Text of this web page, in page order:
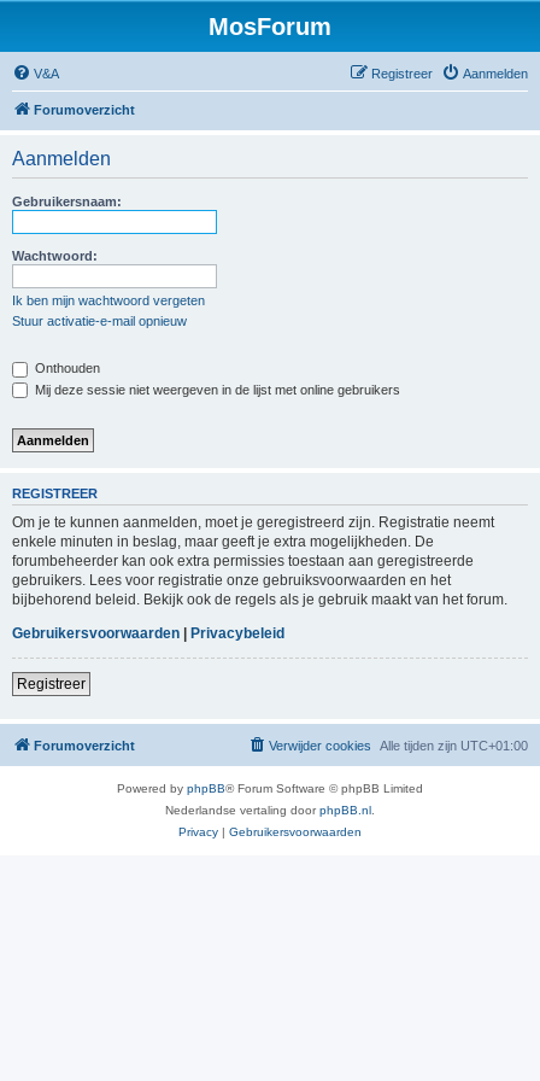
MosForum
V&A Aanmelden
Registreer
Forumoverzicht
Aanmelden
Gebruikersnaam:
Wachtwoord:
Ik ben mijn wachtwoord vergeten
Stuur activatie-e-mail opnieuw
Onthouden
Mij deze sessie niet weergeven in de lijst met online gebruikers
REGISTREER
Om je te kunnen aanmelden, moet je geregistreerd zijn. Registratie neemt
enkele minuten in beslag, maar geeft je extra mogelijkheden. De
forumbeheerder kan ook extra permissies toestaan aan geregistreerde
gebruikers. Lees voor registratie onze gebruiksvoorwaarden en het
bijbehorend beleid. Bekijk ook de regels als je gebruik maakt van het forum.
Gebruikersvoorwaarden | Privacybeleid
Registreer
Forumoverzicht Alle tijden zijn UTC+01:00
Verwijder cookies
Powered by phpBB® Forum Software © phpBB Limited
Nederlandse vertaling doorphpBB.nl
Privacy | Gebruikersvoorwaarden